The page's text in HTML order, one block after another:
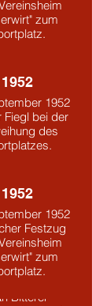
zum
1952
1952
Fiegl bei der
des
1952
1952
Festzug
zum
1954
des
von 1954:
Bitterer